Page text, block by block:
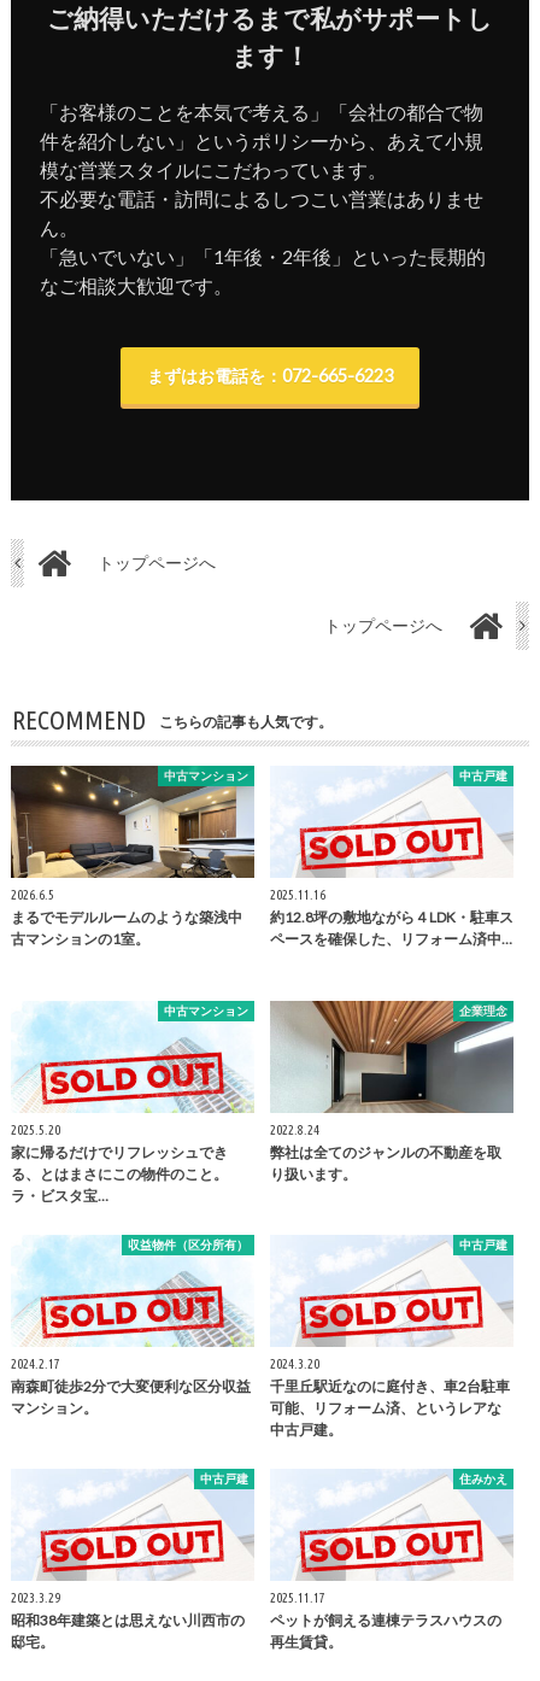
ご納得いただけるまで私がサポートし
ます！
「お客様のことを本気で考える」「会社の都合で物
件を紹介しない」というポリシーから、あえて小規
模な営業スタイルにこだわっています。
不必要な電話・訪問によるしつこい営業はありませ
ん。
「急いでいない」「1年後・2年後」といった長期的
なご相談大歓迎です。
まずはお電話を：072-665-6223
トップページへ
トップページへ
RECOMMEND こちらの記事も人気です。
中古マンション
2026.6.5
まるでモデルルームのような築浅中
古マンションの1室。
中古戸建
2025.11.16
約12.8坪の敷地ながら４LDK・駐車ス
ペースを確保した、リフォーム済中…
中古マンション
2025.5.20
家に帰るだけでリフレッシュでき
る、とはまさにこの物件のこと。
ラ・ビスタ宝…
企業理念
2022.8.24
弊社は全てのジャンルの不動産を取
り扱います。
収益物件（区分所有）
2024.2.17
南森町徒歩2分で大変便利な区分収益
マンション。
中古戸建
2024.3.20
千里丘駅近なのに庭付き、車2台駐車
可能、リフォーム済、というレアな
中古戸建。
中古戸建
2023.3.29
昭和38年建築とは思えない川西市の
邸宅。
住みかえ
2025.11.17
ペットが飼える連棟テラスハウスの
再生賃貸。